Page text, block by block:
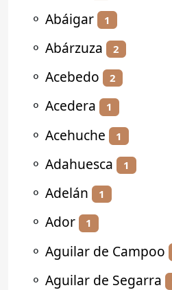
⚬ Abáigar 1
⚬ Abárzuza 2
⚬ Acebedo 2
⚬ Acedera 1
⚬ Acehuche 1
⚬ Adahuesca 1
⚬ Adelán 1
⚬ Ador 1
⚬ Aguilar de Campoo
⚬ Aguilar de Segarra